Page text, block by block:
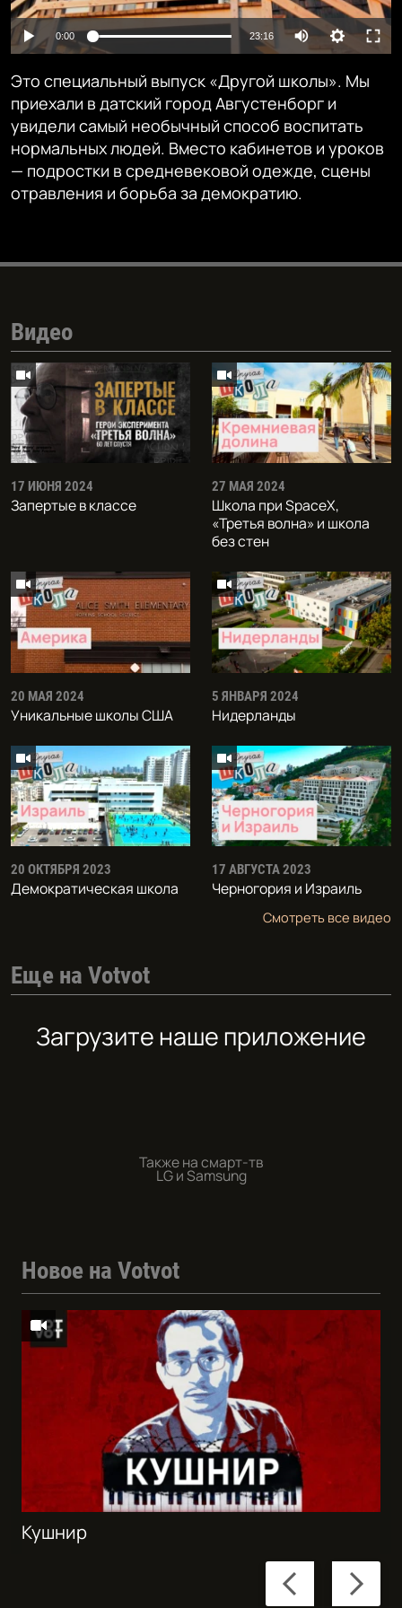
240p 360p
720p 1080p
0:00 23:16 Auto
480p
720p
Это специальный выпуск «Другой школы». Мы
приехали в датский город Августенборг и
увидели самый необычный способ воспитать
нормальных людей. Вместо кабинетов и уроков
— подростки в средневековой одежде, сцены
отравления и борьба за демократию.
Видео
17 ИЮНЯ 2024
Запертые в классе
27 МАЯ 2024
Школа при SpaceX,
«Третья волна» и школа
без стен
20 МАЯ 2024
Уникальные школы США
5 ЯНВАРЯ 2024
Нидерланды
20 ОКТЯБРЯ 2023
Демократическая школа
17 АВГУСТА 2023
Черногория и Израиль
Смотреть все видео
Еще на Votvot
Загрузите наше приложение
Также на смарт-тв
LG и Samsung
Новое на Votvot
Previous
slide
Next
slide
Кушнир